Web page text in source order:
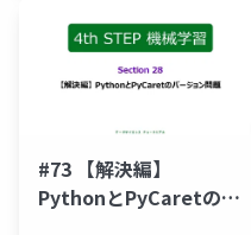
#73 【解決編】
PythonとPyCaretのバ